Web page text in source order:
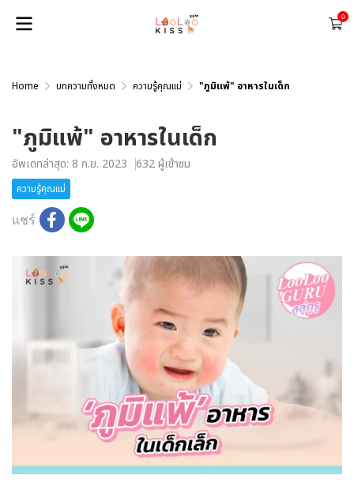
0
Home บทความทั้งหมด ความรู้คุณแม่ "ภูมิแพ้" อาหารในเด็ก
"ภูมิแพ้" อาหารในเด็ก
อัพเดทล่าสุด: 8 ก.ย. 2023 632 ผู้เข้าชม
ความรู้คุณแม่
แชร์